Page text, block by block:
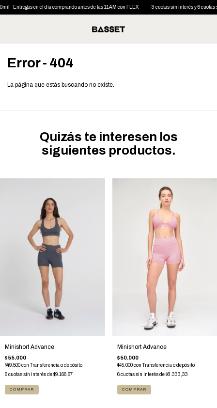
- Entregas en el día comprando antes de las 11AM con FLEX 3 cuotas sin interés y 6 cuotas
Error - 404
La página que estás buscando no existe.
Quizás te interesen los
siguientes productos.
Minishort Advance
$55.000
$49.500con Transferencia o depósito
6cuotas sin interés de$9.166,67
COMPRAR
Minishort Advance
$50.000
$45.000con
Transferencia o depósito
6 cuotas sin interés de$8.333,33
COMPRAR